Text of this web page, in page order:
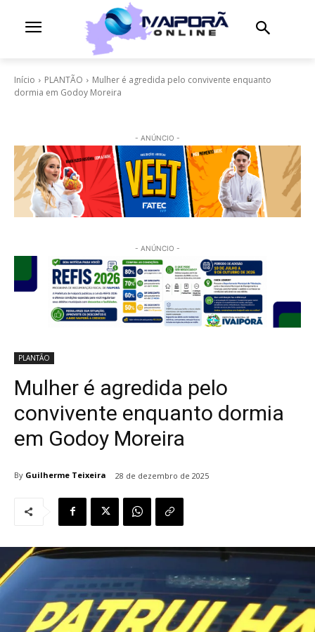
Início PLANTÃO
Mulher é agredida pelo convivente enquanto
dormia em Godoy Moreira
- ANÚNCIO -
- ANÚNCIO -
PLANTÃO
Mulher é agredida pelo
convivente enquanto dormia
em Godoy Moreira
By Guilherme Teixeira 28 de dezembro de 2025